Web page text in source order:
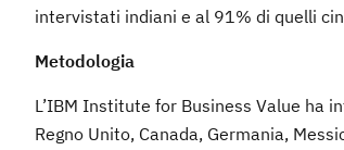
intervistati indiani e al 91% di quelli
Metodologia
L’IBM Institute for Business Value
Regno Unito, Canada, Germania,